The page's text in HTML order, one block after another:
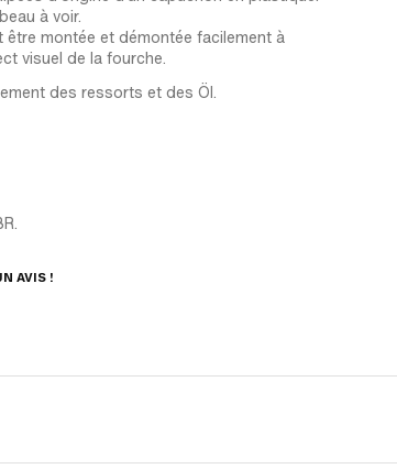
à voir.
montée et démontée facilement à
visuel de la fourche.
des ressorts et des Öl.
AVIS !